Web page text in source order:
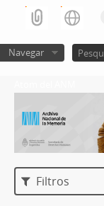
Navegar
Filtros